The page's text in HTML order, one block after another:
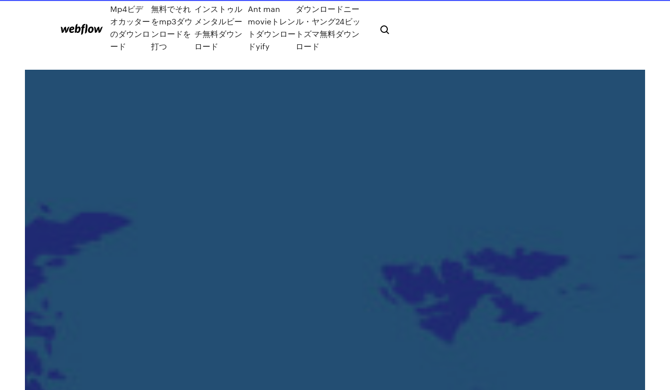
Mp4ビデ
オカッター
のダウンロ
ード
無料でそれ
をmp3ダウ
ンロードを
打つ
インストゥル
メンタルビー
チ無料ダウン
ロード
Ant man
movieトレン
トダウンロー
ドyify
ダウンロードニー
ル・ヤング24ビッ
トズマ無料ダウン
ロード